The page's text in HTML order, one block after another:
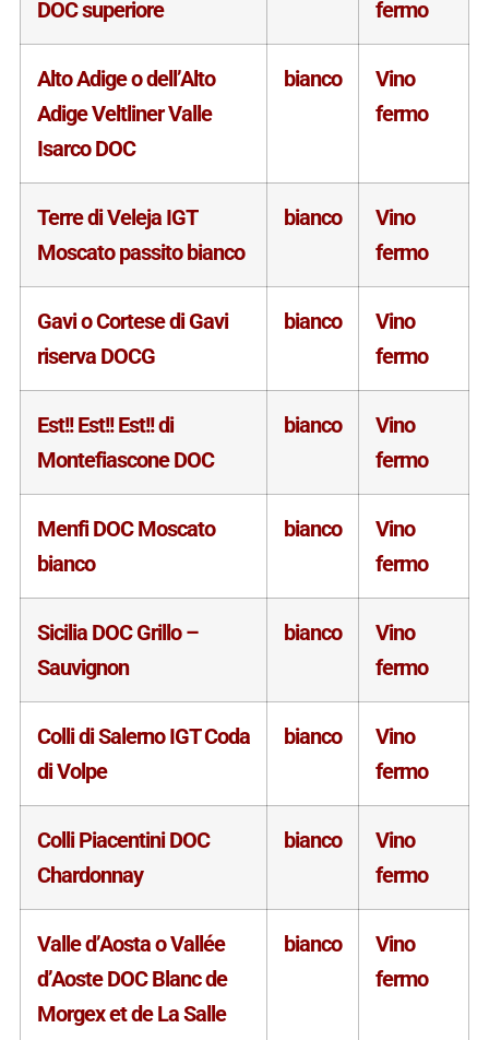
DOC superiore fermo
Alto Adige o dell’Alto
Adige Veltliner Valle
Isarco DOC
bianco
Vino
fermo
Terre di Veleja IGT
Moscato passito bianco
bianco
Vino
fermo
Gavi o Cortese di Gavi
riserva DOCG
bianco
Vino
fermo
Est!! Est!! Est!! di
Montefiascone DOC
bianco
Vino
fermo
Menfi DOC Moscato
bianco
bianco
Vino
fermo
Sicilia DOC Grillo –
Sauvignon
bianco
Vino
fermo
Colli di Salerno IGT Coda
di Volpe
bianco
Vino
fermo
Colli Piacentini DOC
Chardonnay
bianco
Vino
fermo
Valle d’Aosta o Vallée
d’Aoste DOC Blanc de
Morgex et de La Salle
bianco
Vino
fermo